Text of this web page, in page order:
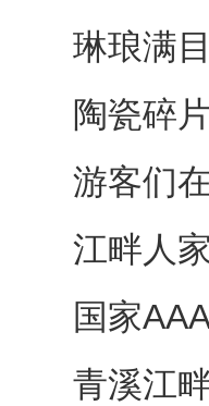
琳琅满
陶瓷碎
游客们
江畔人
国家
青溪江